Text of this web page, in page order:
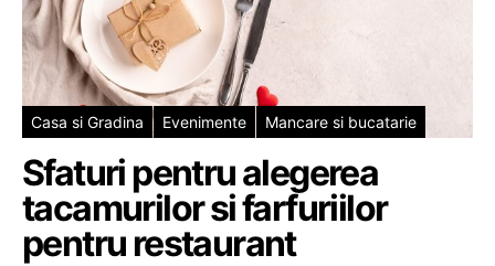
Casa si Gradina Evenimente Mancare si bucatarie
Sfaturi pentru alegerea
tacamurilor si farfuriilor
pentru restaurant